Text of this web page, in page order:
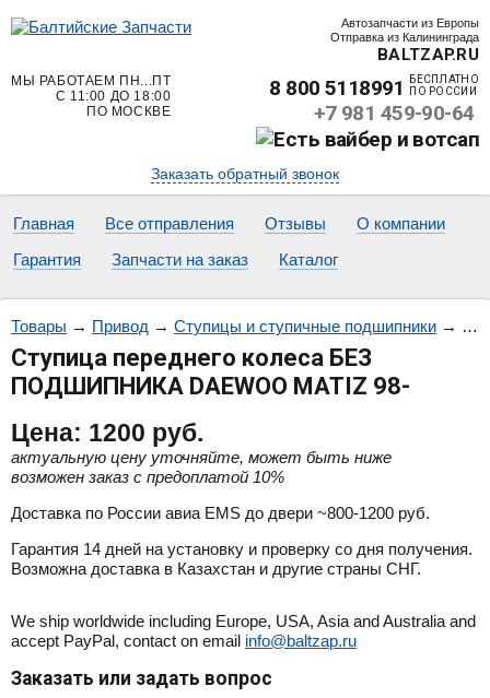
Автозапчасти из Европы
Отправка из Калининграда
BALTZAP.RU
МЫ РАБОТАЕМ ПН...ПТ
С 11:00 ДО 18:00
ПО МОСКВЕ
8 800 5118991
БЕСПЛАТНО
ПО РОССИИ
+7 981 459-90-64
Заказать обратный звонок
Главная Все отправления Отзывы
О компании
Гарантия
Запчасти на заказ Каталог
Товары → Привод → Ступицы и ступичные подшипники →
Ступица переднего колеса БЕЗ
ПОДШИПНИКА DAEWOO MATIZ 98-
Цена: 1200 руб.
актуальную цену уточняйте, может быть ниже
возможен заказ с предоплатой 10%
Доставка по России авиа EMS до двери ~800-1200 руб.
Гарантия 14 дней на установку и проверку со дня получения.
Возможна доставка в Казахстан и другие страны СНГ.
We ship worldwide including Europe, USA, Asia and Australia and
accept PayPal, contact on email info@baltzap.ru
Заказать или задать вопрос